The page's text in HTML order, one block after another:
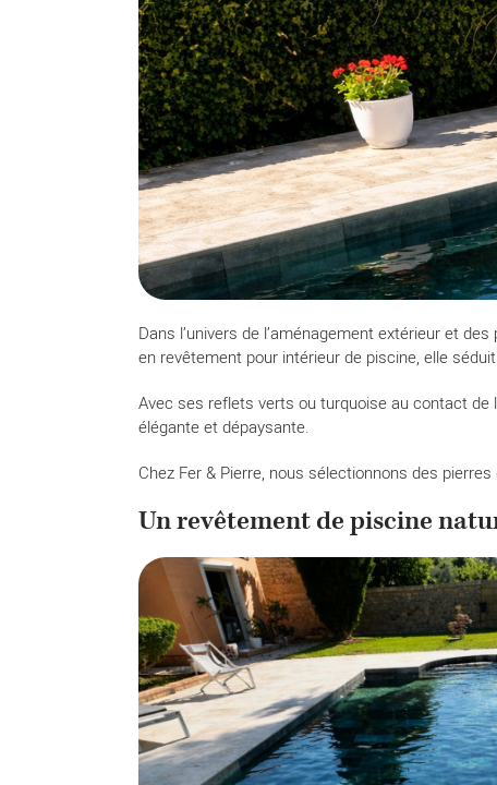
Dans l’univers de l’aménagement extérieur et
en revêtement pour intérieur de piscine, elle
Avec ses reflets verts ou turquoise au contact de
élégante et dépaysante.
Chez Fer & Pierre, nous sélectionnons des
Un revêtement de piscine